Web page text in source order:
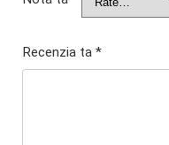
Recenzia ta *